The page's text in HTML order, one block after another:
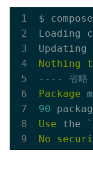
$
Loading
Nothing
---- 省
Package
90
Use the
No